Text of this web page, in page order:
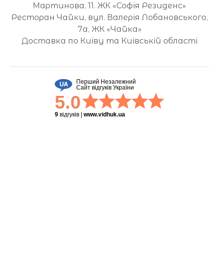
Мартинова, 11. ЖК «Софія Резиденс»
Ресторан Чайки, вул. Валерія Лобановського,
7а, ЖК «Чайка»
Доставка по Київу та Київській області
Перший Незалежний
Сайт відгуків України
5.0
9 відгуків| www.vidhuk.ua